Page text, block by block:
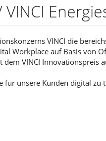
VINCI die
Workplace auf Basis von
VINCI Innovationspreis
für unsere Kunden digital